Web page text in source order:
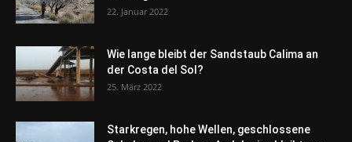
22. Januar 2022
Wie lange bleibt der Sandstaub Calima an
der Costa del Sol?
25. März 2022
Starkregen, hohe Wellen, geschlossene